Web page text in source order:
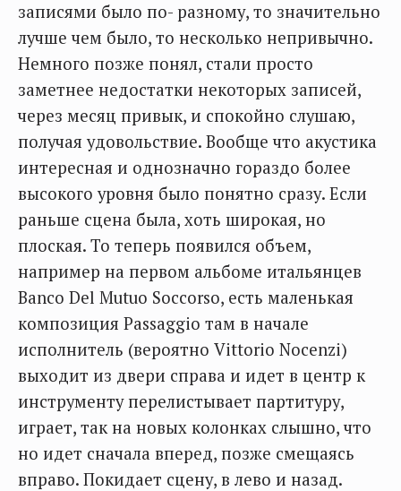
записями было по- разному, то значительно
лучше чем было, то несколько непривычно.
Немного позже понял, стали просто
заметнее недостатки некоторых записей,
через месяц привык, и спокойно слушаю,
получая удовольствие. Вообще что акустика
интересная и однозначно гораздо более
высокого уровня было понятно сразу. Если
раньше сцена была, хоть широкая, но
плоская. То теперь появился объем,
например на первом альбоме итальянцев
Banco Del Mutuo Soccorso, есть маленькая
композиция Passaggio там в начале
исполнитель (вероятно Vittorio Nocenzi)
выходит из двери справа и идет в центр к
инструменту перелистывает партитуру,
играет, так на новых колонках слышно, что
но идет сначала вперед, позже смещаясь
вправо. Покидает сцену, в лево и назад.